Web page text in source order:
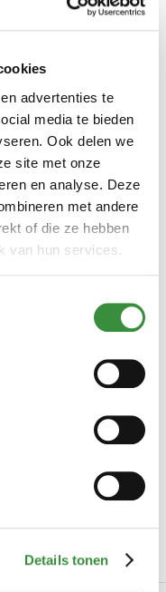
advertenties te
media te bieden
Ook delen we
site met onze
en analyse. Deze
met andere
of die ze hebben
van hun services.
Details tonen
Deluxe
van geiten- en
samengaan. Van
dit pakket
traktatie voor jezelf.